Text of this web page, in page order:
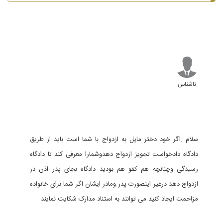
ناشناس
سلام .اگر خود دختر مایل به ازدواج با شما است باید از طریق
دادگاه دادخواست تجویز ازدواج دهدوشمارا معرفی کند تا دادگاه
رسیدگی وچنانچه هم کفو هم بودید دادگاه بجای پدر اذن در
ازدواج دهد درغیر اینصورت پدر ومادر ایشان اگر شما برای خانواده
مزاحمت ایجاد کنید می توانند به استناد مدارک شکایت نمایند